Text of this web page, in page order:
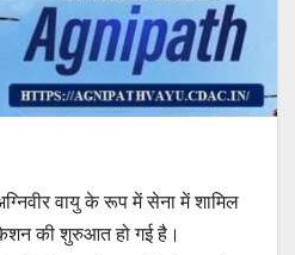
वायु के रूप में सेना में शामिल
की शुरुआत हो गई है।